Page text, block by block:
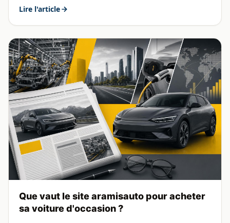
Lire l'article
Que vaut le site aramisauto pour acheter
sa voiture d'occasion ?